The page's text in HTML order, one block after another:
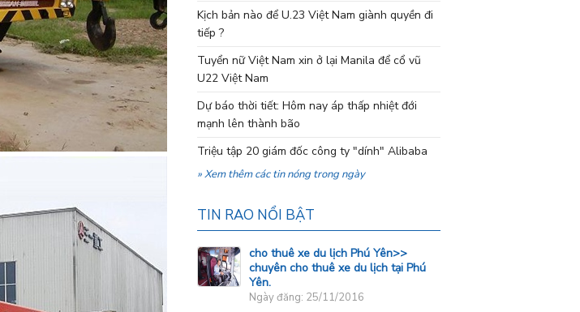
Kịch bản nào để U.23 Việt Nam giành quyền đi
tiếp ?
Tuyển nữ Việt Nam xin ở lại Manila để cổ vũ
U22 Việt Nam
Dự báo thời tiết: Hôm nay áp thấp nhiệt đới
mạnh lên thành bão
Triệu tập 20 giám đốc công ty "dính" Alibaba
» Xem thêm các tin nóng trong ngày
TIN RAO NỔI BẬT
cho thuê xe du lịch Phú Yên>>
chuyên cho thuê xe du lịch tại Phú
Yên.
Ngày đăng: 25/11/2016